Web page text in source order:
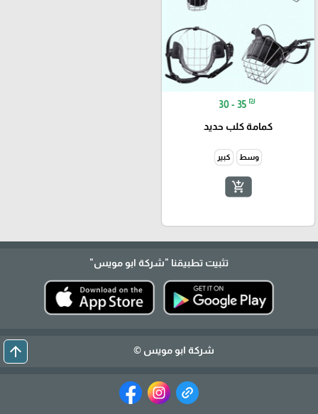
30 - 35 ₪
كمامة كلب حديد
وسط كبير
add_shopping_cart
تثبيت تطبيقنا "شركة ابو مويس"
شركة ابو مويس © arrow_upward